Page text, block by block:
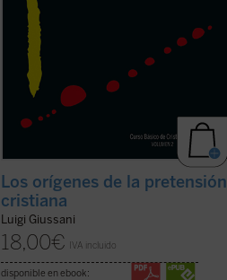
Los orígenes de la pretensión
cristiana
Luigi Giussani
18,00€ IVA incluido
disponible en ebook: